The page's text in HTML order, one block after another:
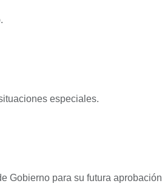
especiales.
Gobierno para su futura aprobación